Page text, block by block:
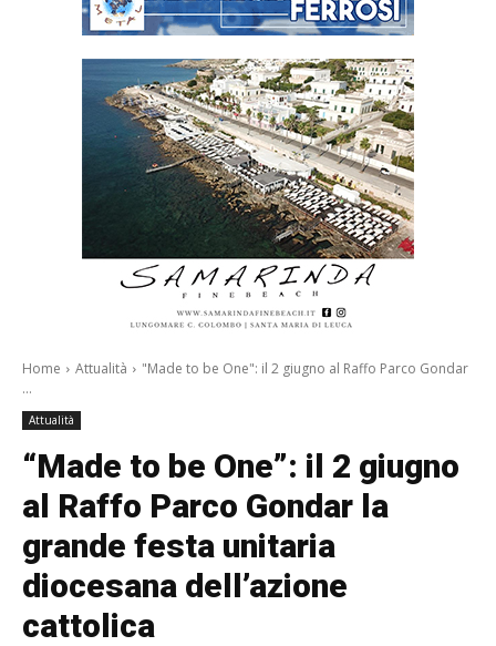
Home Attualità
"Made to be One": il 2 giugno al Raffo Parco Gondar
...
Attualità
“Made to be One”: il 2 giugno
al Raffo Parco Gondar la
grande festa unitaria
diocesana dell’azione
cattolica